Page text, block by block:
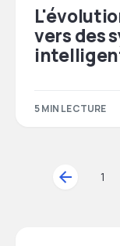
vers des
5 MIN LECTURE
1